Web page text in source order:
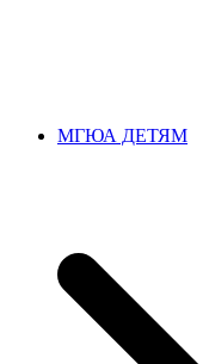
МГЮА ДЕТЯМ